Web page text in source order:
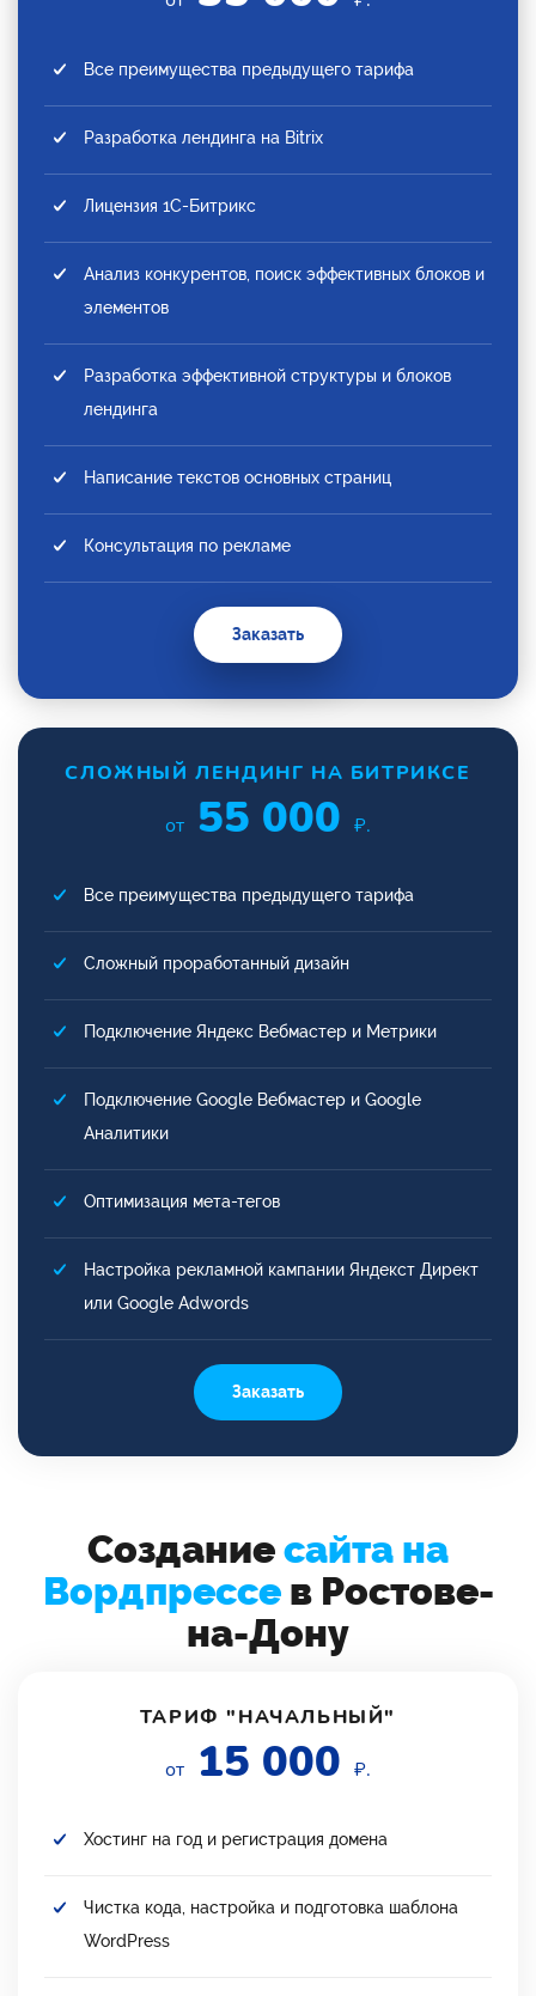
Все преимущества предыдущего тарифа
Разработка лендинга на Bitrix
Лицензия 1С-Битрикс
Анализ конкурентов, поиск эффективных блоков и
элементов
Разработка эффективной структуры и блоков
лендинга
Написание текстов основных страниц
Консультация по рекламе
Заказать
СЛОЖНЫЙ ЛЕНДИНГ НА БИТРИКСЕ
от 55 000 ₽.
Все преимущества предыдущего тарифа
Сложный проработанный дизайн
Подключение Яндекс Вебмастер и Метрики
Подключение Google Вебмастер и Google
Аналитики
Оптимизация мета-тегов
Настройка рекламной кампании Яндекст Директ
или Google Adwords
Заказать
Созданиесайта на
Вордпрессев Ростове-
на-Дону
ТАРИФ "НАЧАЛЬНЫЙ"
от 15 000 ₽.
Хостинг на год и регистрация домена
Чистка кода, настройка и подготовка шаблона
WordPress